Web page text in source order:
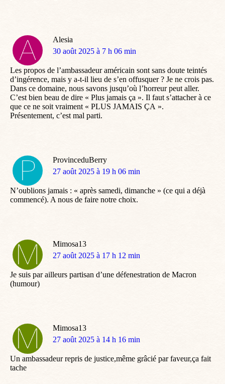
Alesia
dit
30 août 2025 à 7 h 06 min
Les propos de l’ambassadeur américain sont sans doute teintés
d’ingérence, mais y a-t-il lieu de s’en offusquer ? Je ne crois pas.
Dans ce domaine, nous savons jusqu’où l’horreur peut aller.
C’est bien beau de dire « Plus jamais ça ». Il faut s’attacher à ce
que ce ne soit vraiment « PLUS JAMAIS ÇA ».
Présentement, c’est mal parti.
ProvinceduBerry
dit
27 août 2025 à 19 h 06 min
N’oublions jamais : « après samedi, dimanche » (ce qui a déjà
commencé). A nous de faire notre choix.
Mimosa13
dit
27 août 2025 à 17 h 12 min
Je suis par ailleurs partisan d’une défenestration de Macron
(humour)
Mimosa13
dit
27 août 2025 à 14 h 16 min
Un ambassadeur repris de justice,même grâcié par faveur,ça fait
tache